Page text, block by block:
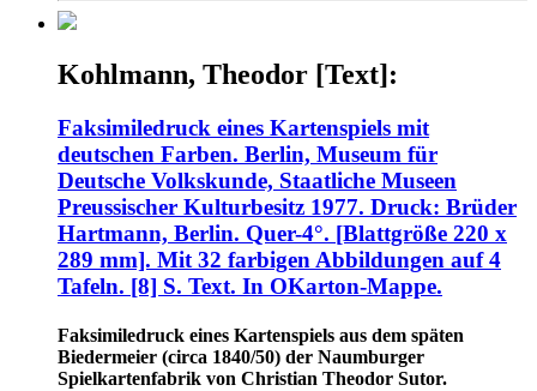
Kohlmann, Theodor [Text]:
Faksimiledruck eines Kartenspiels mit
deutschen Farben. Berlin, Museum für
Deutsche Volkskunde, Staatliche Museen
Preussischer Kulturbesitz 1977. Druck: Brüder
Hartmann, Berlin. Quer-4°. [Blattgröße 220 x
289 mm]. Mit 32 farbigen Abbildungen auf 4
Tafeln. [8] S. Text. In OKarton-Mappe.
Faksimiledruck eines Kartenspiels aus dem späten
Biedermeier (circa 1840/50) der Naumburger
Spielkartenfabrik von Christian Theodor Sutor.